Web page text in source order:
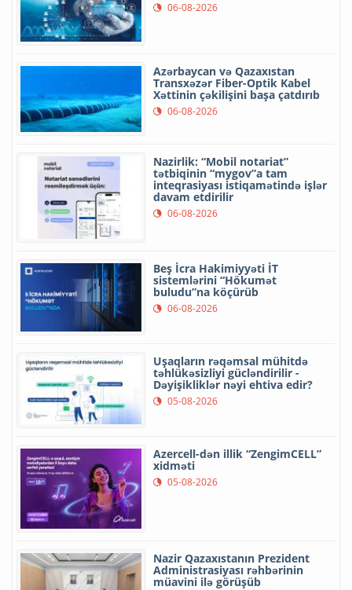
06-08-2026
Azərbaycan və Qazaxıstan
Transxəzər Fiber-Optik Kabel
Xəttinin çəkilişini başa çatdırıb
06-08-2026
Nazirlik: “Mobil notariat”
tətbiqinin “mygov”a tam
inteqrasiyası istiqamətində işlər
davam etdirilir
06-08-2026
Beş İcra Hakimiyyəti İT
sistemlərini “Hökumət
buludu”na köçürüb
06-08-2026
Uşaqların rəqəmsal mühitdə
təhlükəsizliyi gücləndirilir -
Dəyişikliklər nəyi ehtiva edir?
05-08-2026
Azercell-dən illik “ZengimCELL”
xidməti
05-08-2026
Nazir Qazaxıstanın Prezident
Administrasiyası rəhbərinin
müavini ilə görüşüb